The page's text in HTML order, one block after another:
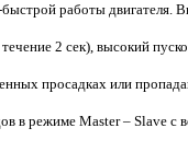
работы двигателя.
2 сек), высокий
просадках или
в режиме Master – Slave